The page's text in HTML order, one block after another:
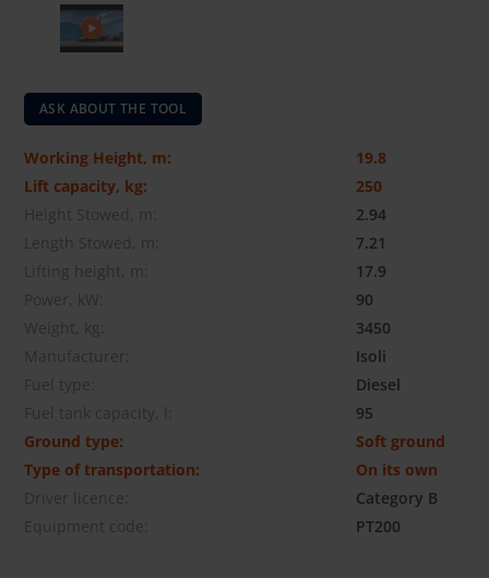
ASK ABOUT THE TOOL
Working Height, m:
19.8
Lift capacity, kg:
250
Height Stowed, m:
2.94
Length Stowed, m:
7.21
Lifting height, m:
17.9
Power, kW:
90
Weight, kg:
3450
Manufacturer:
Isoli
Fuel type:
Diesel
Fuel tank capacity, l:
95
Ground type:
Soft ground
Type of transportation:
On its own
Driver licence:
Category B
Equipment code:
PT200